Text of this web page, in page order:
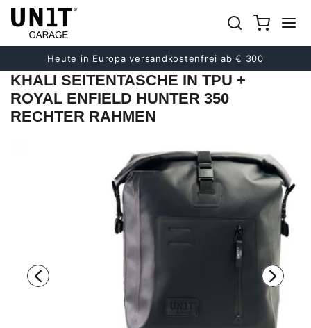
Heute in Europa versandkostenfrei ab € 300
früher
Nächster
KHALI SEITENTASCHE IN TPU +
ROYAL ENFIELD HUNTER 350
RECHTER RAHMEN